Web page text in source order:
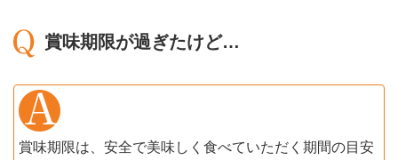
賞味期限が過ぎたけど…
賞味期限は、安全で美味しく食べていただく期間の目安